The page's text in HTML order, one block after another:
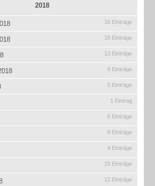
2018
16 Einträge
18 Einträge
13 Einträge
9 Einträge
5 Einträge
1 Eintrag
6 Einträge
8 Einträge
4 Einträge
19 Einträge
12 Einträge